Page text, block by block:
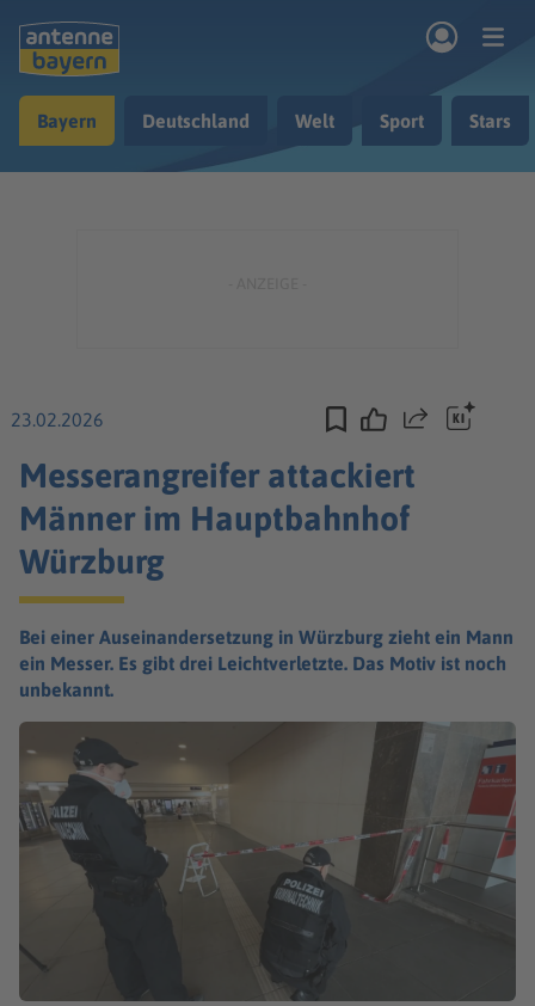
Musik & Radio
Bayern Deutschland Welt Sport Stars
23.02.2026 Teilen
Messerangreifer attackiert
Männer im Hauptbahnhof
Würzburg
Bei einer Auseinandersetzung in Würzburg zieht ein Mann
ein Messer. Es gibt drei Leichtverletzte. Das Motiv ist noch
unbekannt.